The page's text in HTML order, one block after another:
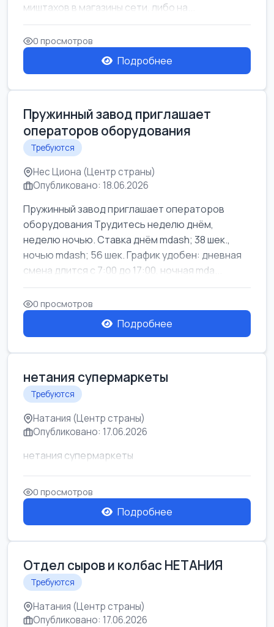
миштахов в магазины сети, либо на...
0 просмотров
Подробнее
Пружинный завод приглашает
операторов оборудования
Требуются
Нес Циона (Центр страны)
Опубликовано: 18.06.2026
Пружинный завод приглашает операторов
оборудования Трудитесь неделю днём,
неделю ночью. Ставка днём mdash; 38 шек.,
ночью mdash; 56 шек. График удобен: дневная
смена длится с 7:00 до 17:00, ночная mda...
0 просмотров
Подробнее
нетания супермаркеты
Требуются
Натания (Центр страны)
Опубликовано: 17.06.2026
нетания супермаркеты
0 просмотров
Подробнее
Отдел сыров и колбас НЕТАНИЯ
Требуются
Натания (Центр страны)
Опубликовано: 17.06.2026